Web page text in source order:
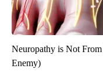
Neuropathy is Not
Enemy)